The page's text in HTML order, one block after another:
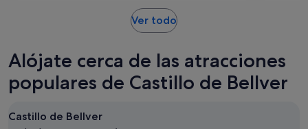
5 horas
comentarios
Ver todoSe
una
pestaña
nueva
Alójate cerca de las atracciones
populares de Castillo de Bellver
Castillo de Bellver